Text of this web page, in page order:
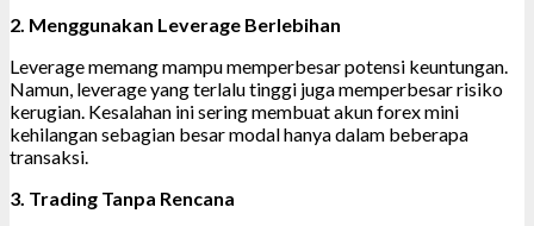
2. Menggunakan Leverage Berlebihan
Leverage memang mampu memperbesar potensi keuntungan.
Namun, leverage yang terlalu tinggi juga memperbesar risiko
kerugian. Kesalahan ini sering membuat akun forex mini
kehilangan sebagian besar modal hanya dalam beberapa
transaksi.
3. Trading Tanpa Rencana